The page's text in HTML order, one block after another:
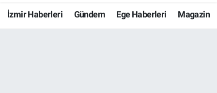
İzmir Haberleri Gündem Ege Haberleri Magazin
Resmi İlanlar